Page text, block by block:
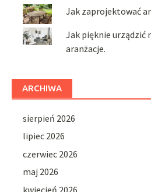
Jak zaprojektować
Jak pięknie urządzić
aranżacje.
ARCHIWA
sierpień 2026
lipiec 2026
czerwiec 2026
maj 2026
kwiecień 2026